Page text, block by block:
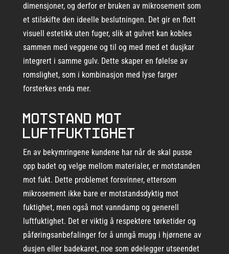
dimensjoner, og derfor er bruken av mikrosement som
et stilskifte den ideelle beslutningen. Det gir en flott
visuell estetikk uten fuger, slik at gulvet kan kobles
sammen med veggene og til og med med et dusjkar
integrert i samme gulv. Dette skaper en følelse av
romslighet, som i kombinasjon med lyse farger
forsterkes enda mer.
Motstand mot
luftfuktighet
En av bekymringene kundene har når de skal pusse
opp badet og velge mellom materialer, er motstanden
mot fukt. Dette problemet forsvinner, ettersom
mikrosement ikke bare er motstandsdyktig mot
fuktighet, men også mot vanndamp og generell
luftfuktighet. Det er viktig å respektere tørketider og
påføringsanbefalinger for å unngå mugg i hjørnene av
dusjen eller badekaret, noe som ødelegger utseendet